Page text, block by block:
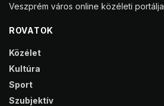
Veszprém város online közéleti portálja
ROVATOK
Közélet
Kultúra
Sport
Szubjektív